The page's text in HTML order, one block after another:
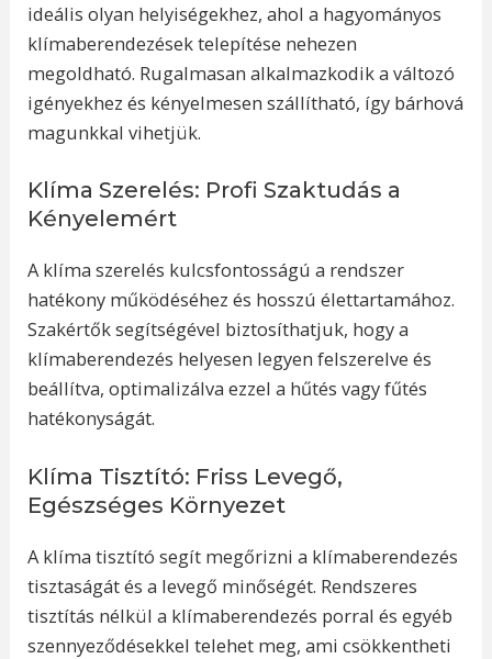
ideális olyan helyiségekhez, ahol a hagyományos
klímaberendezések telepítése nehezen
megoldható. Rugalmasan alkalmazkodik a változó
igényekhez és kényelmesen szállítható, így bárhová
magunkkal vihetjük.
Klíma Szerelés: Profi Szaktudás a
Kényelemért
A klíma szerelés kulcsfontosságú a rendszer
hatékony működéséhez és hosszú élettartamához.
Szakértők segítségével biztosíthatjuk, hogy a
klímaberendezés helyesen legyen felszerelve és
beállítva, optimalizálva ezzel a hűtés vagy fűtés
hatékonyságát.
Klíma Tisztító: Friss Levegő,
Egészséges Környezet
A klíma tisztító segít megőrizni a klímaberendezés
tisztaságát és a levegő minőségét. Rendszeres
tisztítás nélkül a klímaberendezés porral és egyéb
szennyeződésekkel telehet meg, ami csökkentheti